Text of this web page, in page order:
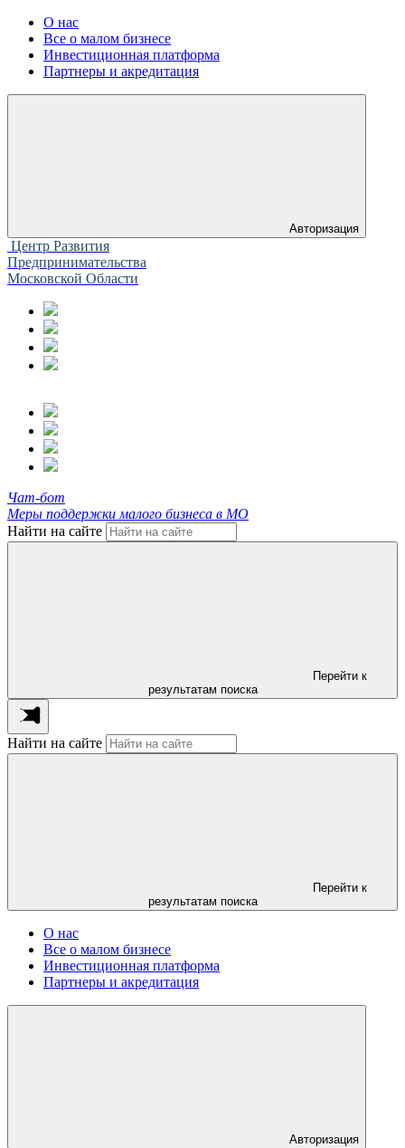
О нас
Все о малом бизнесе
Инвестиционная платформа
Партнеры и акредитация
Авторизация
Центр Развития
Предпринимательства
Московской Области
Чат-бот
Меры поддержки малого бизнеса в МО
Найти на сайте
Перейти к
результатам поиска
Найти на сайте
Перейти к
результатам поиска
О нас
Все о малом бизнесе
Инвестиционная платформа
Партнеры и акредитация
Авторизация